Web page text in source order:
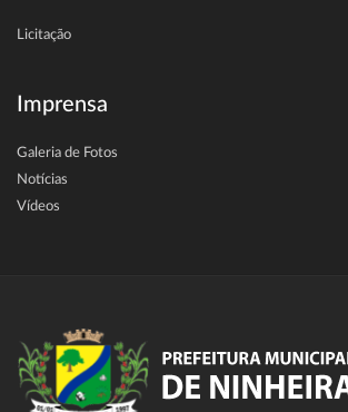
Licitação
Imprensa
Galeria de Fotos
Notícias
Vídeos